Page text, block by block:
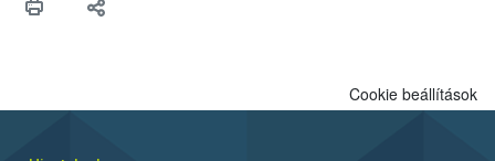
felhasználók számára is elérhető és ökológiai termesztésben is
Cookie beállítások